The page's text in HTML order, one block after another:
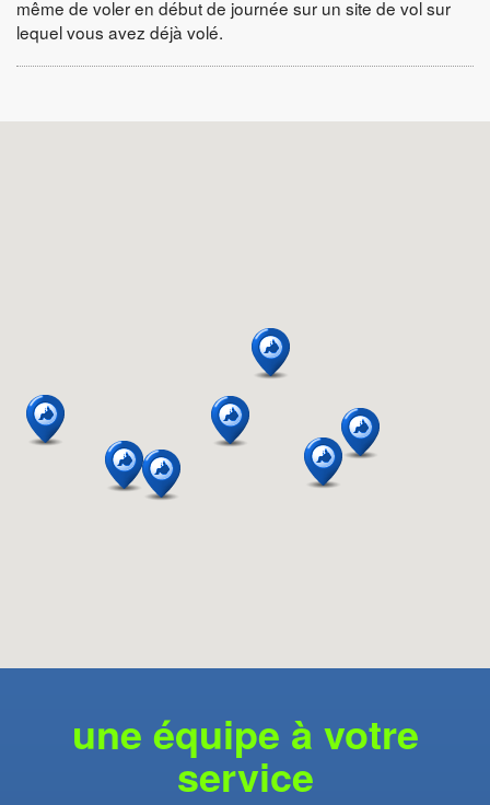
même de voler en début de journée sur un site de vol sur
lequel vous avez déjà volé.
une équipe à votre
service